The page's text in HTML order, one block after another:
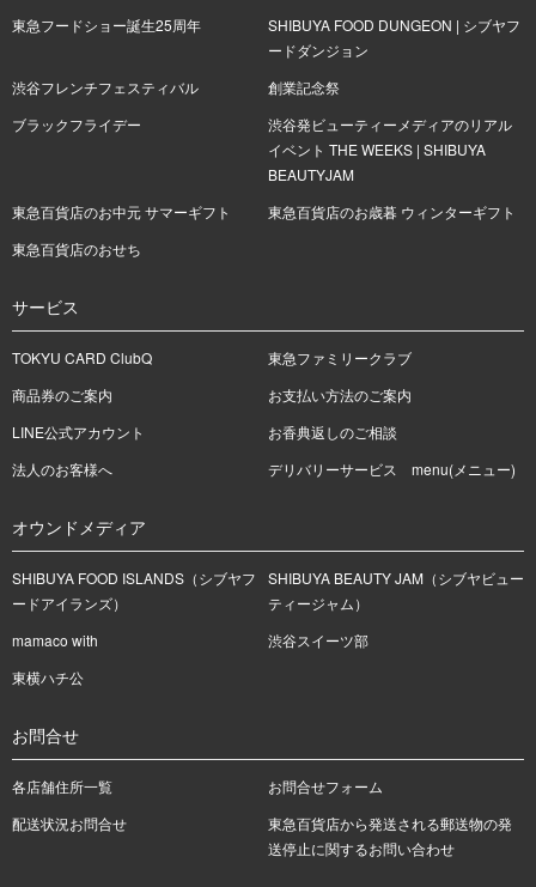
東急フードショー誕生25周年
SHIBUYA FOOD DUNGEON | シブヤフ
ードダンジョン
渋谷フレンチフェスティバル
創業記念祭
ブラックフライデー
渋谷発ビューティーメディアのリアル
イベント THE WEEKS | SHIBUYA
BEAUTYJAM
東急百貨店のお中元 サマーギフト
東急百貨店のお歳暮 ウィンターギフト
東急百貨店のおせち
サービス
TOKYU CARD ClubQ
東急ファミリークラブ
商品券のご案内
お支払い方法のご案内
LINE公式アカウント
お香典返しのご相談
法人のお客様へ
デリバリーサービス menu(メニュー)
オウンドメディア
SHIBUYA FOOD ISLANDS（シブヤフ
ードアイランズ）
SHIBUYA BEAUTY JAM（シブヤビュー
ティージャム）
mamaco with
渋谷スイーツ部
東横ハチ公
お問合せ
各店舗住所一覧
お問合せフォーム
配送状況お問合せ
東急百貨店から発送される郵送物の発
送停止に関するお問い合わせ